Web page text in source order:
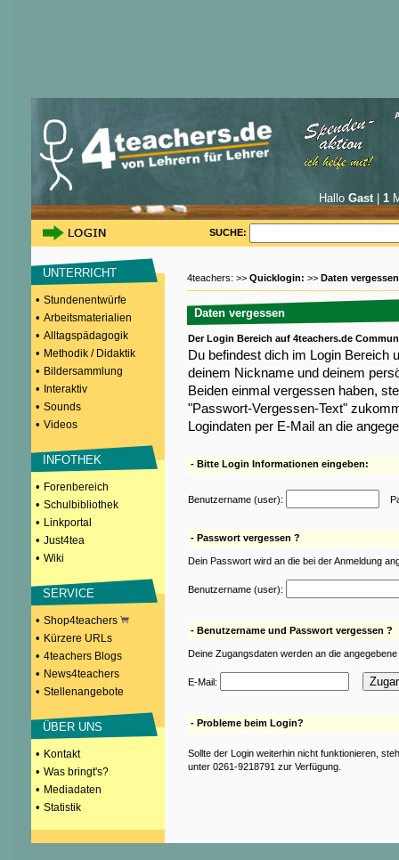
Hallo Gast| 1
SUCHE:
UNTERRICHT
• Stundenentwürfe
• Arbeitsmaterialien
• Alltagspädagogik
• Methodik / Didaktik
• Bildersammlung
• Interaktiv
• Sounds
• Videos
INFOTHEK
• Forenbereich
• Schulbibliothek
• Linkportal
• Just4tea
• Wiki
SERVICE
• Shop4teachers
• Kürzere URLs
• 4teachers Blogs
• News4teachers
• Stellenangebote
ÜBER UNS
• Kontakt
• Was bringt's?
• Mediadaten
• Statistik
4teachers: >> Quicklogin: >> Daten vergessen
Daten vergessen
Der Login Bereich auf 4teachers.de
Du befindest dich im Login Bereich
deinem Nickname und deinem
Beiden einmal vergessen haben,
"Passwort-Vergessen-Text"
Logindaten per E-Mail an die
- Bitte Login Informationen eingeben:
Benutzername (user):
- Passwort vergessen ?
Dein Passwort wird an die bei der Anmeldung
Benutzername (user):
- Benutzername und Passwort vergessen ?
Deine Zugangsdaten werden an die
E-Mail:
- Probleme beim Login?
Sollte der Login weiterhin nicht funktionieren,
unter 0261-9218791 zur Verfügung.